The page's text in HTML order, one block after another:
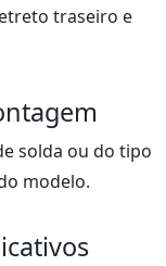
traseiro e
solda ou do tipo
modelo.